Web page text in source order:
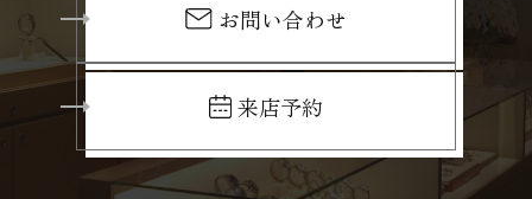
お問い合わせ
来店予約